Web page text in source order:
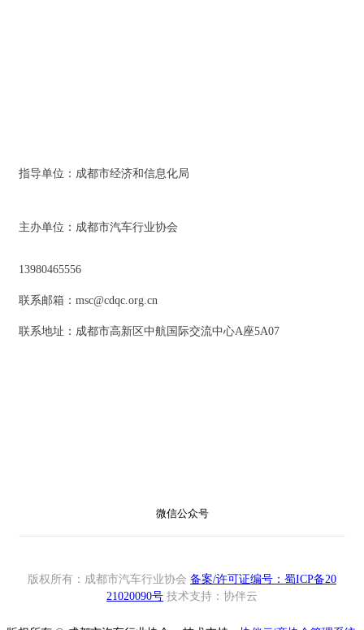
指导单位：成都市经济和信息化局
主办单位：成都市汽车行业协会
13980465556
联系邮箱：msc@cdqc.org.cn
联系地址：成都市高新区中航国际交流中心A座5A07
微信公众号
版权所有：成都市汽车行业协会 备案/许可证编号：蜀ICP备20
21020090号 技术支持：协伴云